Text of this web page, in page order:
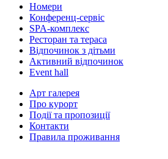
Номери
Конференц-сервіс
SPA-комплекс
Ресторан та тераса
Відпочинок з дітьми
Активний відпочинок
Event hall
Арт галерея
Про курорт
Події та пропозиції
Контакти
Правила проживання